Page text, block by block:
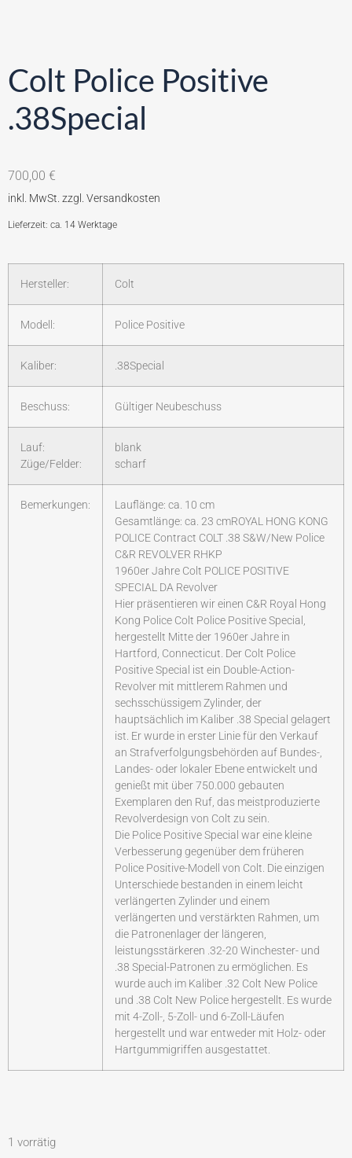
Colt Police Positive
.38Special
700,00 €
Lieferzeit: ca. 14 Werktage
Hersteller: Colt
Modell: Police Positive
Kaliber: .38Special
Beschuss: Gültiger Neubeschuss
Lauf:
Züge/Felder:
blank
scharf
Bemerkungen:
Lauflänge: ca. 10 cm
Gesamtlänge: ca. 23 cmROYAL HONG KONG
POLICE Contract COLT .38 S&W/New Police
C&R REVOLVER RHKP
1960er Jahre Colt POLICE POSITIVE
SPECIAL DA Revolver
Hier präsentieren wir einen C&R Royal Hong
Kong Police Colt Police Positive Special,
hergestellt Mitte der 1960er Jahre in
Hartford, Connecticut. Der Colt Police
Positive Special ist ein Double-Action-
Revolver mit mittlerem Rahmen und
sechsschüssigem Zylinder, der
hauptsächlich im Kaliber .38 Special gelagert
ist. Er wurde in erster Linie für den Verkauf
an Strafverfolgungsbehörden auf Bundes-,
Landes- oder lokaler Ebene entwickelt und
genießt mit über 750.000 gebauten
Exemplaren den Ruf, das meistproduzierte
Revolverdesign von Colt zu sein.
Die Police Positive Special war eine kleine
Verbesserung gegenüber dem früheren
Police Positive-Modell von Colt. Die einzigen
Unterschiede bestanden in einem leicht
verlängerten Zylinder und einem
verlängerten und verstärkten Rahmen, um
die Patronenlager der längeren,
leistungsstärkeren .32-20 Winchester- und
.38 Special-Patronen zu ermöglichen. Es
wurde auch im Kaliber .32 Colt New Police
und .38 Colt New Police hergestellt. Es wurde
mit 4-Zoll-, 5-Zoll- und 6-Zoll-Läufen
hergestellt und war entweder mit Holz- oder
Hartgummigriffen ausgestattet.
1 vorrätig